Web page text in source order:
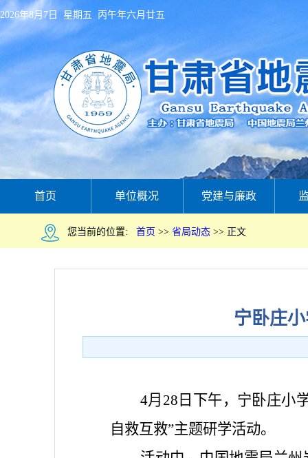
2026年8月7日 星期五 丙午年六月廿五
首页 单位概况 党建与廉政
您当前的位置: 首页 >> 省局动态 >> 正文
宁卧庄
4月28日下午，宁卧庄小
自救互救”主题研学活动。